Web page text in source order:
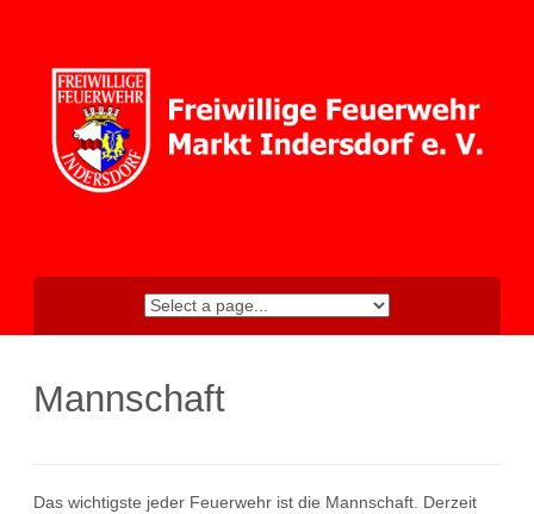
Mannschaft
Das wichtigste jeder Feuerwehr ist die Mannschaft. Derzeit